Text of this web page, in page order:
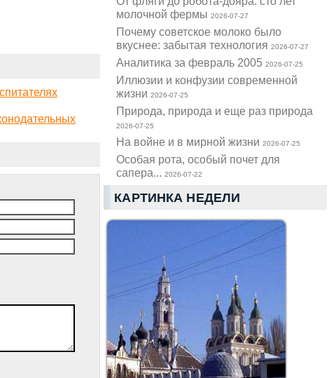
молочной фермы2026-07-27
Почему советское молоко было
вкуснее: забытая технология2026-07-27
Аналитика за февраль 20052026-07-25
Иллюзии и конфузии современной
жизни2026-07-25
Природа, природа и еще раз природа
2026-07-25
На войне и в мирной жизни2026-07-25
Особая рота, особый почет для
сапера...2026-07-22
КАРТИНКА НЕДЕЛИ